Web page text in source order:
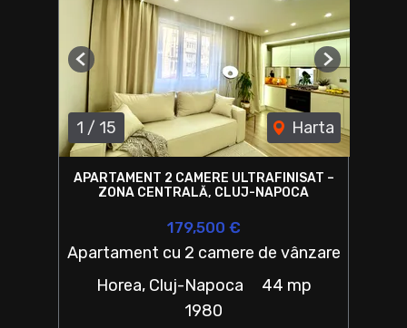
1 / 15 Harta
Previous Next
APARTAMENT 2 CAMERE ULTRAFINISAT –
ZONA CENTRALĂ, CLUJ-NAPOCA
179,500 €
Apartament cu 2 camere de vânzare
Horea, Cluj-Napoca
44 mp
1980